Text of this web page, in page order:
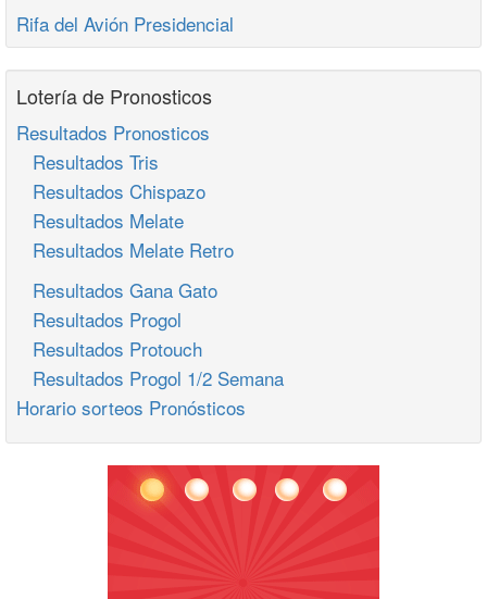
Rifa del Avión Presidencial
Lotería de Pronosticos
Resultados Pronosticos
Resultados Tris
Resultados Chispazo
Resultados Melate
Resultados Melate Retro
Resultados Gana Gato
Resultados Progol
Resultados Protouch
Resultados Progol 1/2 Semana
Horario sorteos Pronósticos